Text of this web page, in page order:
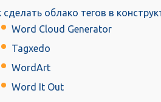
сделать облако тегов в
Word Cloud Generator
Tagxedo
WordArt
Word It Out